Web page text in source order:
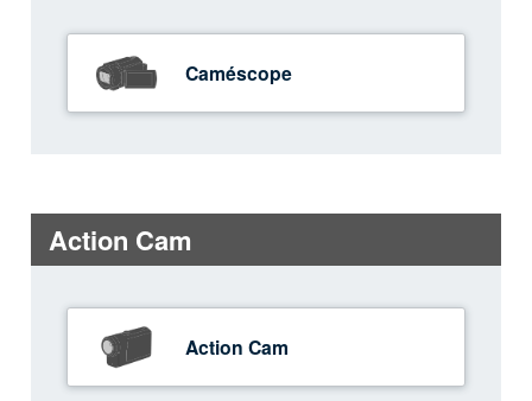
Caméscope
Action Cam
Action Cam